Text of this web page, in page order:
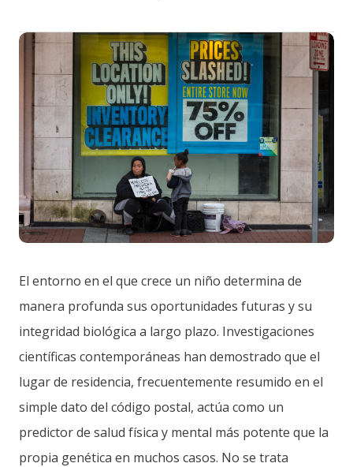
El entorno en el que crece un niño determina de
manera profunda sus oportunidades futuras y su
integridad biológica a largo plazo. Investigaciones
científicas contemporáneas han demostrado que el
lugar de residencia, frecuentemente resumido en el
simple dato del código postal, actúa como un
predictor de salud física y mental más potente que la
propia genética en muchos casos. No se trata